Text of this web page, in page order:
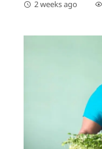
2 weeks ago